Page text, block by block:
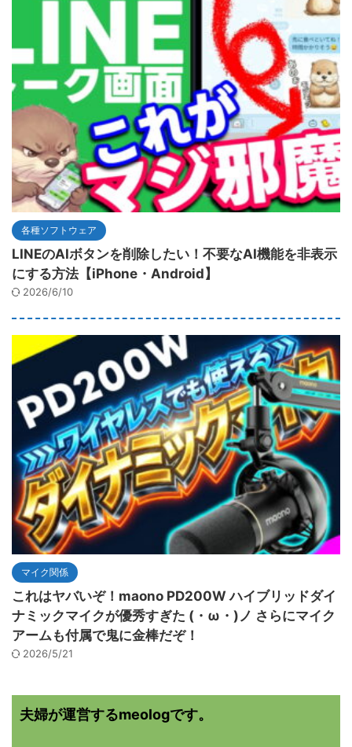
各種ソフトウェア
LINEのAIボタンを削除したい！不要なAI機能を非表示
にする方法【iPhone・Android】
2026/6/10
マイク関係
これはヤバいぞ！maono PD200W ハイブリッドダイ
ナミックマイクが優秀すぎた (・ω・)ノ さらにマイク
アームも付属で鬼に金棒だぞ！
2026/5/21
夫婦が運営するmeologです。